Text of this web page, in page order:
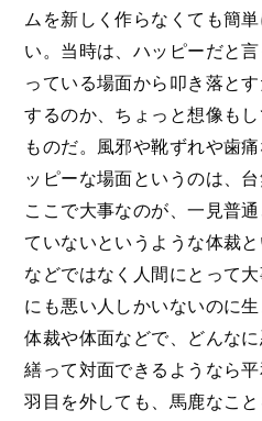
ムを新しく作らなくても簡
い。当時は、ハッピーだと
っている場面から叩き落と
するのか、ちょっと想像も
ものだ。風邪や靴ずれや歯
ッピーな場面というのは、
ここで大事なのが、一見普
ていないというような体裁
などではなく人間にとって
にも悪い人しかいないのに
体裁や体面などで、どんな
繕って対面できるようなら
羽目を外しても、馬鹿なこ